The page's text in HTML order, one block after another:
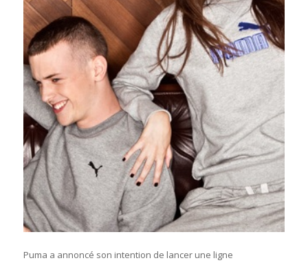
Puma a annoncé son intention de lancer une ligne